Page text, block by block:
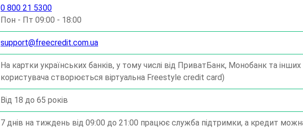
0 800 21 5300
Пон - Пт 09:00 - 18:00
support@freecredit.com.ua
На картки українських банків, у тому числі від ПриватБанк, Монобанк та інших
користувача створюється віртуальна Freestyle credit card)
Від 18 до 65 років
7 днів на тиждень від 09:00 до 21:00 працює служба підтримки, а кредит